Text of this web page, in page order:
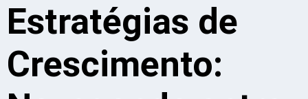
Estratégias de
Crescimento: